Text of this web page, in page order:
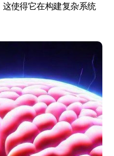
使得它在构建复杂系统